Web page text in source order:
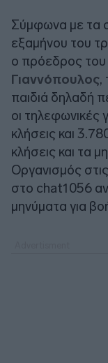
Σύμφωνα με τα
εξαμήνου του
ο πρόεδρος
Γιαννόπουλος,
παιδιά δηλαδή
οι τηλεφωνικές
κλήσεις και
κλήσεις και τα
Οργανισμός
στο chat1056
μηνύματα για